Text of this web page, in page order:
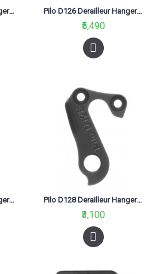
Pilo D123 Derailleur Hanger For Cannondale Pilo D126 Derailleur Hanger For Full Dynamix M1 Carbon
₹5,490
Pilo D127 Derailleur Hanger For Giant Reign Anthem Pilo D128 Derailleur Hanger Lapierre X Control Tecnic Black
₹3,100